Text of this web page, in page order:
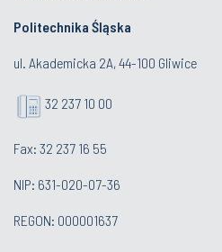
Politechnika Śląska
ul. Akademicka 2A, 44-100 Gliwice
32 237 10 00
Fax: 32 237 16 55
NIP: 631-020-07-36
REGON: 000001637